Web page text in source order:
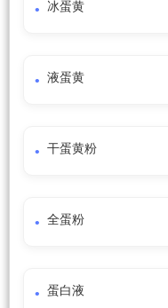
冰蛋黄
液蛋黄
干蛋黄粉
全蛋粉
蛋白液